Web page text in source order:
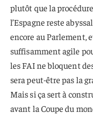
plutôt que la
l’Espagne reste
encore au Parlement,
suffisamment agile
les FAI ne bloquent
sera peut-être pas la
Mais si ça sert à
avant la Coupe du